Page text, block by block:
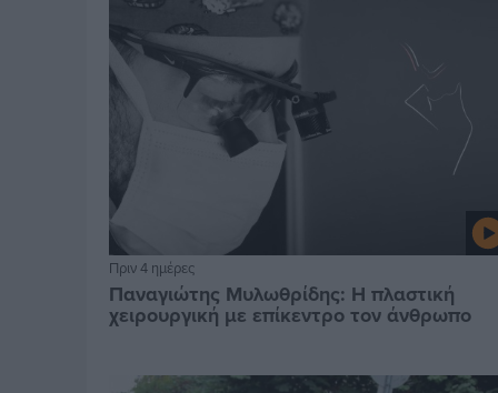
Πριν 4 ημέρες
Παναγιώτης Μυλωθρίδης: Η πλαστική
χειρουργική με επίκεντρο τον άνθρωπο